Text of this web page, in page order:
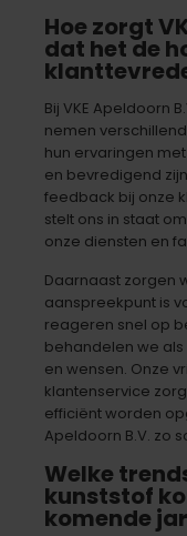
Hoe zorgt
dat het de
Bij VKE Apeldoorn
nemen
hun ervaringen
en bevredigend
feedback bij onze
stelt ons in staat
onze diensten en
Daarnaast zorgen
aanspreekpunt is
reageren snel op
behandelen we
en wensen. Onze
klantenservice
efficiënt worden
Apeldoorn B.V. zo
Welke
kunststof
komende